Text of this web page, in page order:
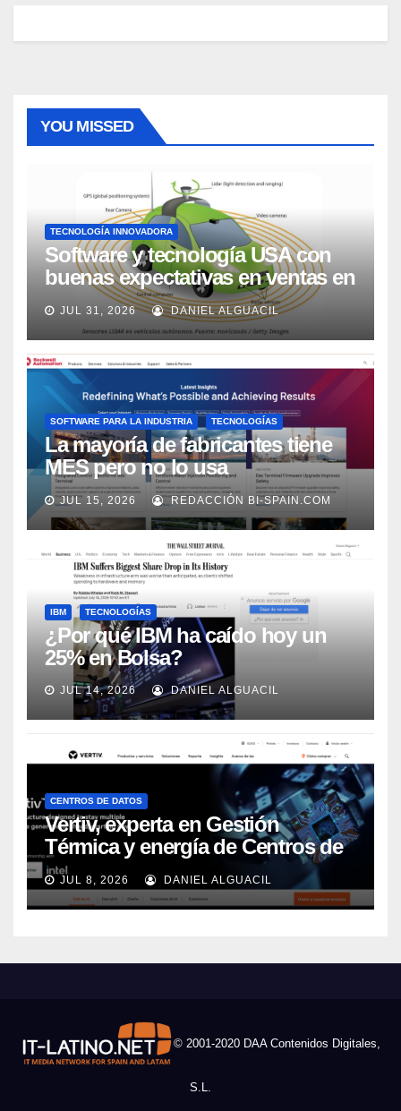
YOU MISSED
TECNOLOGÍA INNOVADORA
Software y tecnología USA con
buenas expectativas en ventas en
los próximos 2 años, según
Market Watch
JUL 31, 2026 DANIEL ALGUACIL
SOFTWARE PARA LA INDUSTRIA TECNOLOGÍAS
La mayoría de fabricantes tiene
MES pero no lo usa
adecuadamente, según Rockwell
Automation
JUL 15, 2026 REDACCIÓN BI-SPAIN.COM
IBM TECNOLOGÍAS
¿Por qué IBM ha caído hoy un
25% en Bolsa?
JUL 14, 2026 DANIEL ALGUACIL
CENTROS DE DATOS
Vertiv, experta en Gestión
Térmica y energía de Centros de
Datos, sigue su crecimiento
imparable
JUL 8, 2026 DANIEL ALGUACIL
© 2001-2020 DAA Contenidos Digitales,
S.L.